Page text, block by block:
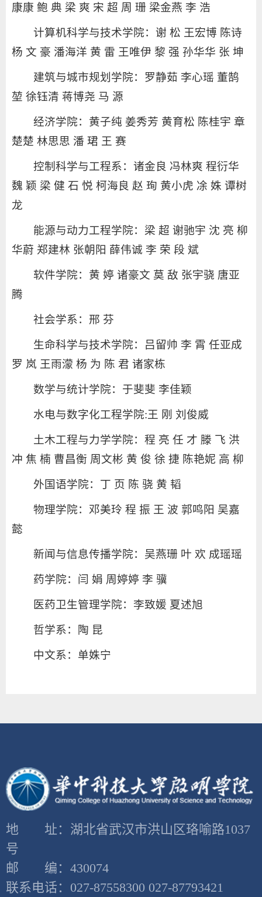
康康 鲍 典 梁 爽 宋 超 周 珊 梁金燕 李 浩
计算机科学与技术学院：谢 松 王宏博 陈诗
杨 文 豪 潘海洋 黄 雷 王唯伊 黎 强 孙华华 张 坤
建筑与城市规划学院：罗静茹 李心瑶 董鹄
堃 徐钰清 蒋博尧 马 源
经济学院：黄子纯 姜秀芳 黄育松 陈桂宇 章
楚楚 林思思 潘 珺 王 赛
控制科学与工程系：诸金良 冯林爽 程衍华
魏 颖 梁 健 石 悦 柯海良 赵 珣 黄小虎 凃 姝 谭树
龙
能源与动力工程学院：梁 超 谢驰宇 沈 亮 柳
华蔚 郑建林 张朝阳 薛伟诚 李 荣 段 斌
软件学院：黄 婷 诸豪文 莫 敌 张宇骁 唐亚
腾
社会学系：邢 芬
生命科学与技术学院：吕留帅 李 霄 任亚成
罗 岚 王雨濛 杨 为 陈 君 诸家栋
数学与统计学院：于斐斐 李佳颖
水电与数字化工程学院:王 刚 刘俊威
土木工程与力学学院：程 亮 任 才 滕 飞 洪
冲 焦 楠 曹昌衡 周文彬 黄 俊 徐 捷 陈艳妮 高 柳
外国语学院：丁 页 陈 骁 黄 韬
物理学院：邓美玲 程 振 王 波 郭鸣阳 吴嘉
懿
新闻与信息传播学院：吴燕珊 叶 欢 成瑶瑶
药学院：闫 娟 周婷婷 李 骥
医药卫生管理学院：李致媛 夏述旭
哲学系：陶 昆
中文系：单姝宁
地 址：湖北省武汉市洪山区珞喻路1037
号
邮 编：430074
联系电话：027-87558300 027-87793421